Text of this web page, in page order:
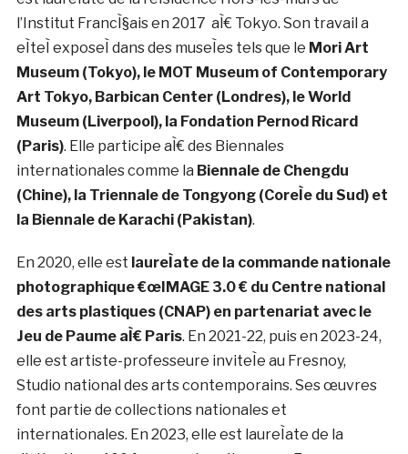
visualsystem.org/
. Justine Emard
Ses œuvres explorent les nouvelles relations qui
s’instaurent entre nos existences et la technologie.
En associant les diffeÌrents meÌdiums de l’image €“ de
la photographie aÌ€ la videÌo et la reÌaliteÌ virtuelle -,
elle situe son travail au croisement entre les
neurosciences, les objets, la vie organique et
point de deÌpart des expeÌriences de Deep-Learning
(apprentissage profond) et de dialogue entre
l’humain et la machine.Depuis 2016, elle collabore
avec des laboratoires scientifiques au Japon.Elle
est laureÌate de la reÌsidence Hors-les-murs de
l’Institut FrancÌ§ais en 2017 aÌ€ Tokyo. Son travail a
eÌteÌ exposeÌ dans des museÌes tels que le
Museum (Tokyo), le MOT Museum of Contemporary